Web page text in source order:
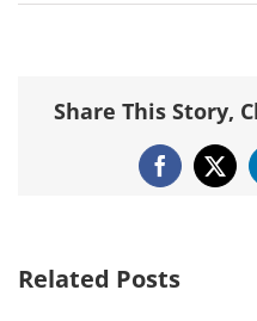
Share This Story,
Facebook
X
Related Posts